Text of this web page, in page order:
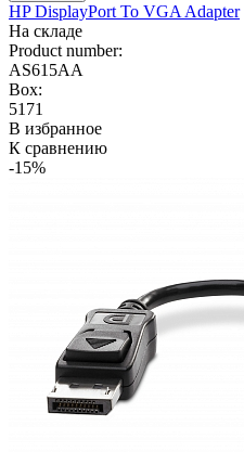
HP DisplayPort To VGA Adapter
На складе
Product number:
AS615AA
Box:
5171
В избранное
К сравнению
-15%